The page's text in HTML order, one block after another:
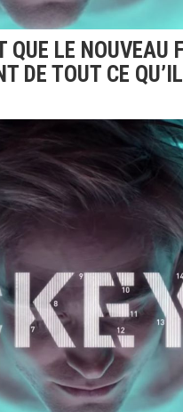
QUE LE NOUVEAU
DE TOUT CE